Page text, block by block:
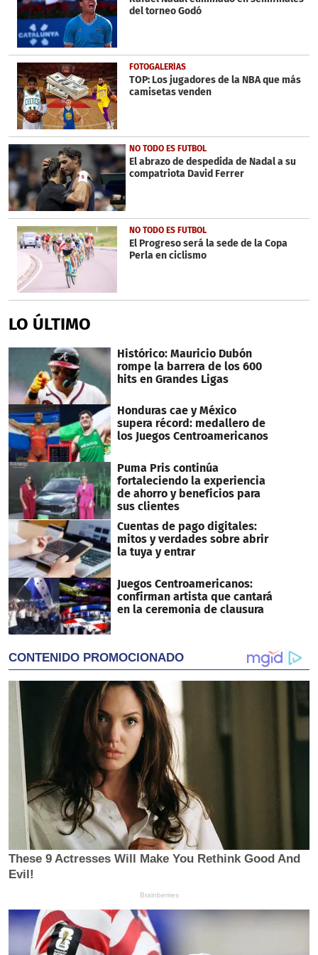
3
seconds
del torneo Godó
FOTOGALERÍAS
TOP: Los jugadores de la NBA que más
camisetas venden
NO TODO ES FUTBOL
El abrazo de despedida de Nadal a su
compatriota David Ferrer
NO TODO ES FUTBOL
El Progreso será la sede de la Copa
Perla en ciclismo
LO ÚLTIMO
Histórico: Mauricio Dubón
rompe la barrera de los 600
hits en Grandes Ligas
Honduras cae y México
supera récord: medallero de
los Juegos Centroamericanos
Puma Pris continúa
fortaleciendo la experiencia
de ahorro y beneficios para
sus clientes
Cuentas de pago digitales:
mitos y verdades sobre abrir
la tuya y entrar
Juegos Centroamericanos:
confirman artista que cantará
en la ceremonia de clausura